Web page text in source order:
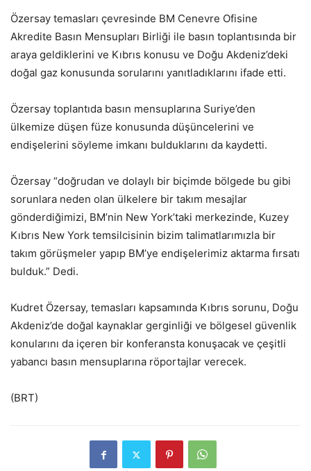
Özersay temasları çevresinde BM Cenevre Ofisine
Akredite Basın Mensupları Birliği ile basın toplantısında bir
araya geldiklerini ve Kıbrıs konusu ve Doğu Akdeniz’deki
doğal gaz konusunda sorularını yanıtladıklarını ifade etti.
Özersay toplantıda basın mensuplarına Suriye’den
ülkemize düşen füze konusunda düşüncelerini ve
endişelerini söyleme imkanı bulduklarını da kaydetti.
Özersay “doğrudan ve dolaylı bir biçimde bölgede bu gibi
sorunlara neden olan ülkelere bir takım mesajlar
gönderdiğimizi, BM’nin New York’taki merkezinde, Kuzey
Kıbrıs New York temsilcisinin bizim talimatlarımızla bir
takım görüşmeler yapıp BM’ye endişelerimiz aktarma fırsatı
bulduk.” Dedi.
Kudret Özersay, temasları kapsamında Kıbrıs sorunu, Doğu
Akdeniz’de doğal kaynaklar gerginliği ve bölgesel güvenlik
konularını da içeren bir konferansta konuşacak ve çeşitli
yabancı basın mensuplarına röportajlar verecek.
(BRT)